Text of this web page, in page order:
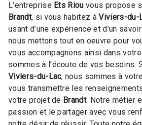
L’entreprise Ets Riou vous propose
Brandt, si vous habitez àViviers-du-
usant d’une expérience et d’un
nous mettons tout en oeuvre pour
vous accompagnons ainsi dans
sommes à l’écoute de vos besoins.
Viviers-du-Lac, nous sommes à
vous transmettre les
votre projet de Brandt. Notre métier
passion et le partager avec vous